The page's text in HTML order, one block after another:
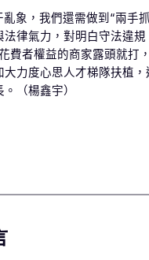
亂象，我們還需做到“兩手
法律氣力，對明白守法違規
費者權益的商家露頭就打
大力度心思人才梯隊扶植
（楊鑫宇）